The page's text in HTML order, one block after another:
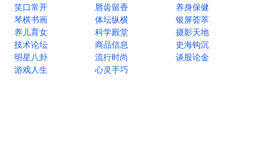
笑口常开
唇齿留香
养身保健
琴棋书画
体坛纵横
银屏荟萃
养儿育女
科学殿堂
摄影天地
技术论坛
商品信息
史海钩沉
明星八卦
流行时尚
谈股论金
游戏人生
心灵手巧